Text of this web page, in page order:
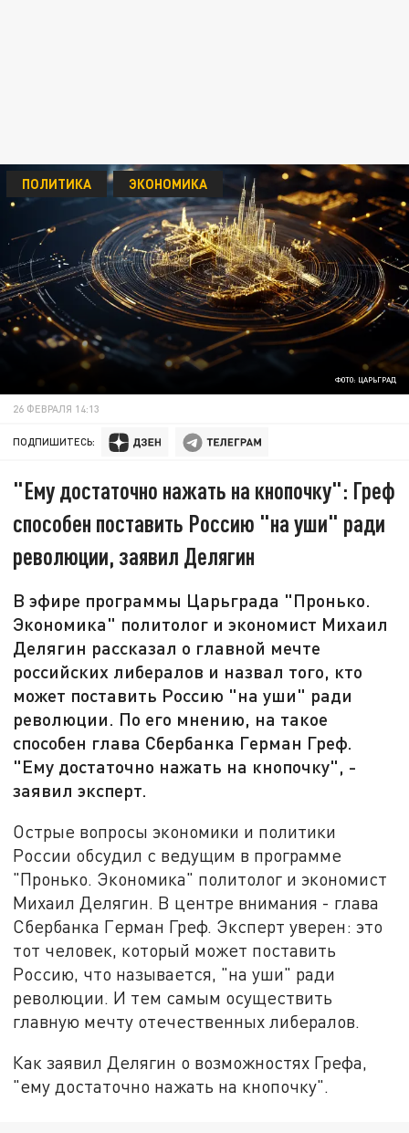
ФОТО: ЦАРЬГРАД
ПОЛИТИКА ЭКОНОМИКА
26 ФЕВРАЛЯ 14:13
ПОДПИШИТЕСЬ:
"Ему достаточно нажать на кнопочку": Греф
способен поставить Россию "на уши" ради
революции, заявил Делягин
В эфире программы Царьграда "Пронько.
Экономика" политолог и экономист Михаил
Делягин рассказал о главной мечте
российских либералов и назвал того, кто
может поставить Россию "на уши" ради
революции. По его мнению, на такое
способен глава Сбербанка Герман Греф.
"Ему достаточно нажать на кнопочку", -
заявил эксперт.
Острые вопросы экономики и политики
России обсудил с ведущим в программе
"Пронько. Экономика" политолог и экономист
Михаил Делягин. В центре внимания - глава
Сбербанка Герман Греф. Эксперт уверен: это
тот человек, который может поставить
Россию, что называется, "на уши" ради
революции. И тем самым осуществить
главную мечту отечественных либералов.
Как заявил Делягин о возможностях Грефа,
"ему достаточно нажать на кнопочку".